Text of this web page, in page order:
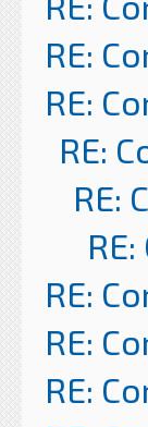
RE:
RE:
RE:
RE:
RE:
RE:
RE: